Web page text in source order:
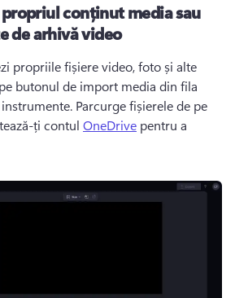
conținut media sau
de arhivă video
propriile fișiere video, foto și alte
butonul de import media din fila
Parcurge fișierele de pe
ți contul OneDrive pentru a